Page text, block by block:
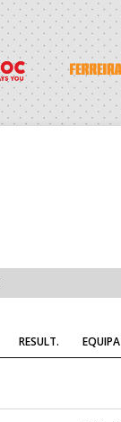
RESULT.